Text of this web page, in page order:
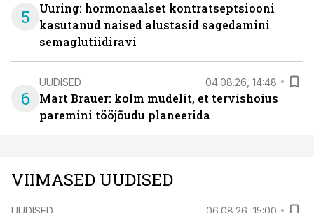
5
Uuring: hormonaalset kontratseptsiooni
kasutanud naised alustasid sagedamini
semaglutiidiravi
6
UUDISED 04.08.26, 14:48
Mart Brauer: kolm mudelit, et tervishoius
paremini tööjõudu planeerida
VIIMASED UUDISED
UUDISED 06.08.26, 15:00